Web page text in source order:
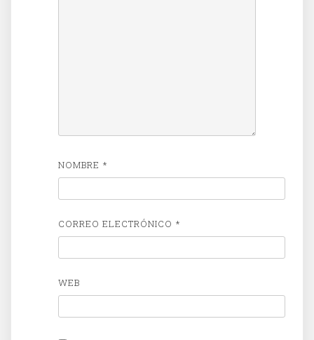
NOMBRE *
CORREO ELECTRÓNICO *
WEB